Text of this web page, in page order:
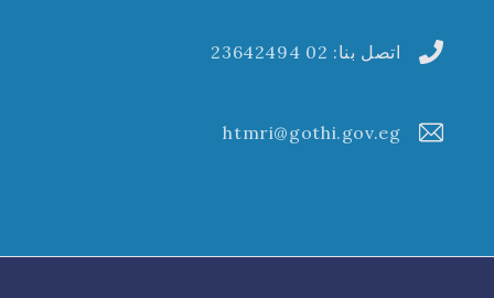
اتصل بنا: 02 23642494
htmri@gothi.gov.eg